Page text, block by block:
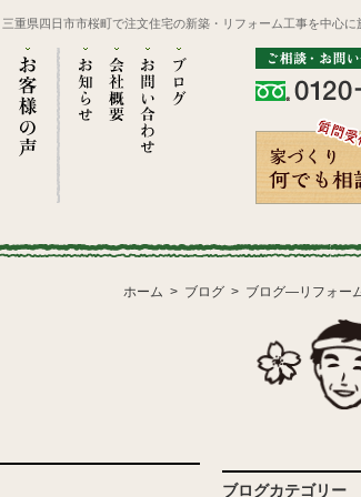
三重県四日市市桜町で注文住宅の新築・リフォーム工事を中心に
ホーム ブログ ブログ―リフォー
ブログカテゴリー